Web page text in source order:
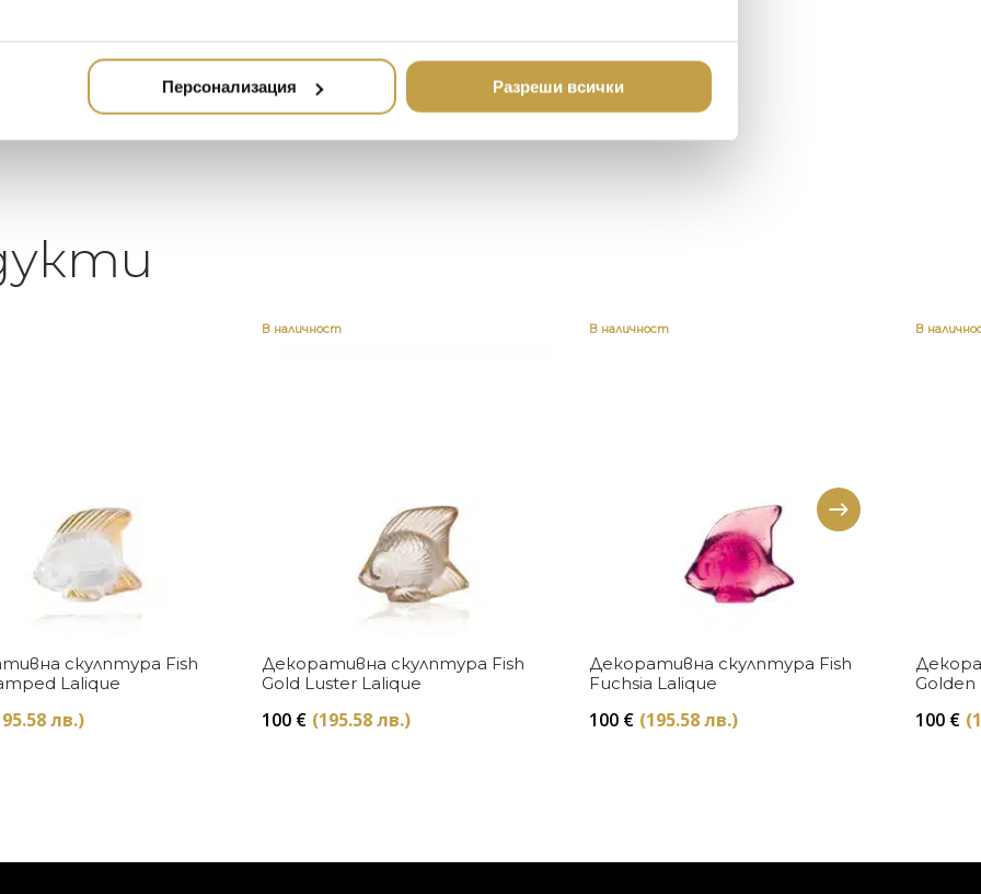
Персонализация Разреши всички
направи жилището ви
неповторимо
Купи
скулптура Fish
Lalique
лв.)
В наличност
Купи
Декоративна скулптура Fish
Gold Luster Lalique
100 € (195.58 лв.)
В наличност
Купи
Декоративна скулптура Fish
Fuchsia Lalique
100 € (195.58 лв.)
В
Golden
100 €